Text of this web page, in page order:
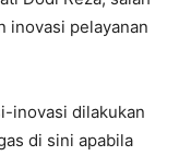
inovasi pelayanan
inovasi dilakukan
di sini apabila